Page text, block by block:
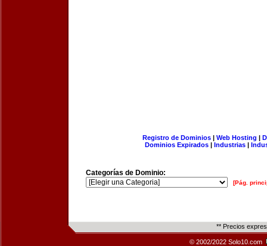
Registro de Dominios| Web Hosting |
Dominios Expirados | Industrias |
Categorías de Dominio:
[Pág.
** Precios
© 2002/2022 Solo10.com